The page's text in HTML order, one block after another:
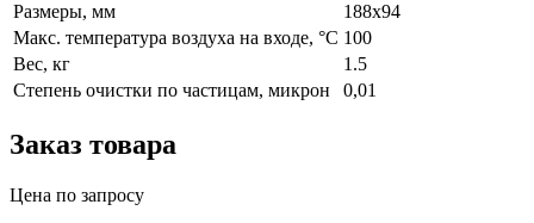
Размеры, мм
188x94
Макс. температура воздуха на входе, °C 100
Вес, кг
1.5
Степень очистки по частицам, микрон
0,01
Заказ товара
Цена по запросу